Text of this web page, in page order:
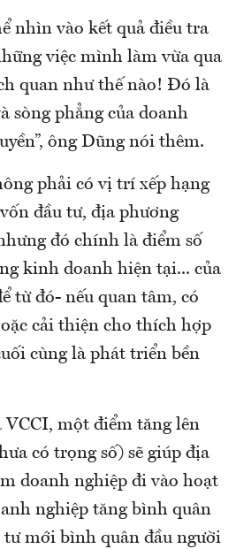
nhìn vào kết quả điều tra
việc mình làm vừa qua
quan như thế nào! Đó là
sòng phẳng của doanh
ông Dũng nói thêm.
phải có vị trí xếp hạng
đầu tư, địa phương
đó chính là điểm số
kinh doanh hiện tại... của
từ đó- nếu quan tâm, có
cải thiện cho thích hợp
cùng là phát triển bền
một điểm tăng lên
có trọng số) sẽ giúp địa
doanh nghiệp đi vào hoạt
nghiệp tăng bình quân
tư mới bình quân đầu người